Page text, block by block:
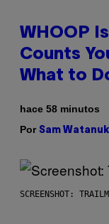
WHOOP
Counts
What to
hace 58 minutos
Por Sam Watanuki
SCREENSHOT: